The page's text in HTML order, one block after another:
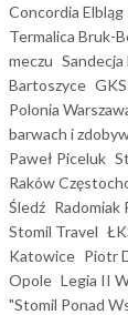
Concordia Elbląg
Termalica Bruk-
meczu Sandecja
Bartoszyce
Polonia
barwach i
Paweł Piceluk
Raków
Śledź Radomiak
Stomil Travel
Katowice Piotr
Opole Legia II
"Stomil Ponad